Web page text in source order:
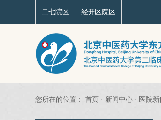
二七院区 经开区院区
您所在的位置： 首页 · 新闻中心 · 医院新